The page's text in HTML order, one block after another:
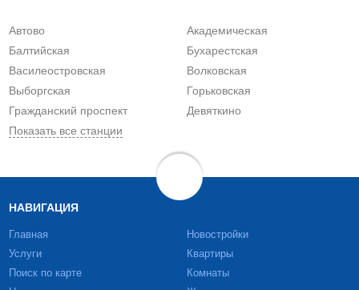
Автово
Академическая
Балтийская
Бухарестская
Василеостровская
Волковская
Выборгская
Горьковская
Гражданский проспект
Девяткино
Показать все станции
НАВИГАЦИЯ
Главная
Услуги
Поиск по карте
Новостройки
Квартиры
Комнаты